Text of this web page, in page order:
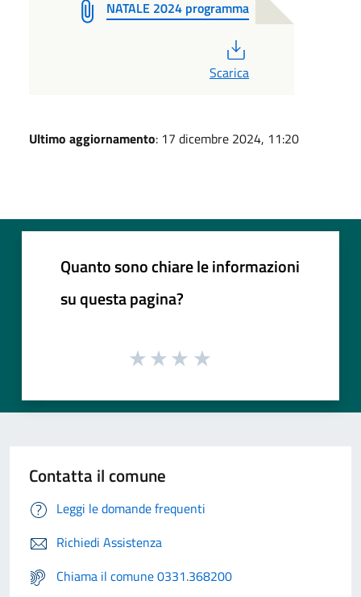
NATALE 2024 programma
Scarica
Ultimo aggiornamento: 17 dicembre 2024, 11:20
Quanto sono chiare le informazioni
su questa pagina?
Contatta il comune
Leggi le domande frequenti
Richiedi Assistenza
Chiama il comune 0331.368200